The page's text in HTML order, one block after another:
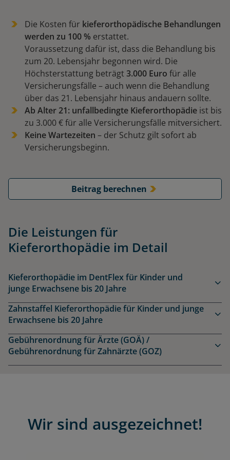
Die Kosten für kieferorthopädische Behandlungen
werden zu 100 % erstattet.
Voraussetzung dafür ist, dass die Behandlung bis
zum 20. Lebensjahr begonnen wird. Die
Höchsterstattung beträgt3.000 Euro für alle
Versicherungsfälle – auch wenn die Behandlung
über das 21. Lebensjahr hinaus andauern sollte.
Ab Alter 21: unfallbedingte Kieferorthopädie ist bis
zu 3.000 € für alle Versicherungsfälle mitversichert.
Keine Wartezeiten – der Schutz gilt sofort ab
Versicherungsbeginn.
Beitrag berechnen
Die Leistungen für
Kieferorthopädie im Detail
Kieferorthopädie im DentFlex für Kinder und
junge Erwachsene bis 20 Jahre
Zahnstaffel Kieferorthopädie für Kinder und junge
Erwachsene bis 20 Jahre
Gebührenordnung für Ärzte (GOÄ) /
Gebührenordnung für Zahnärzte (GOZ)
Wir sind ausgezeichnet!